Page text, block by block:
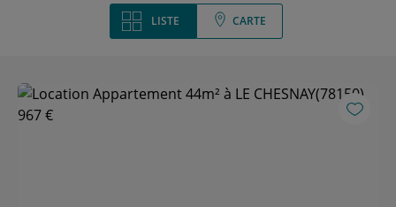
LISTE CARTE